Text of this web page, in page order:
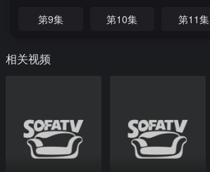
第9集 第10集 第11集
相关视频